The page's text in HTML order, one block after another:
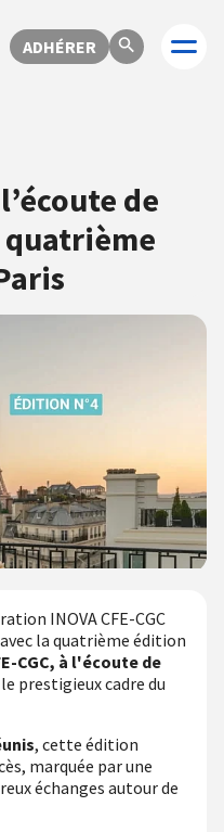
ADHÉRER
l’écoute de
quatrième
INOVA CFE-CGC
la quatrième édition
CGC, à l'écoute de
prestigieux cadre du
, cette édition
marquée par une
échanges autour de